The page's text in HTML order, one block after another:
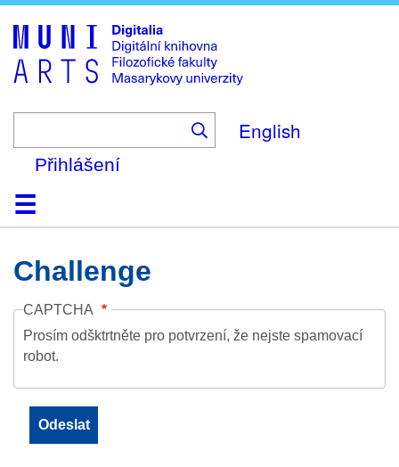
to
main
content
English
Přihlášení
DomůKolekce
Prohlížení
Vyhledávání
O platformě
Nápověda
KontaktDigitalia
Challenge
CAPTCHA
Prosím odšktrtněte pro potvrzení, že nejste spamovací
robot.